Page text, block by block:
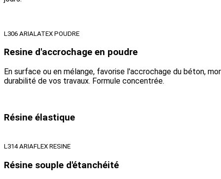
L306 ARIALATEX POUDRE
Resine d'accrochage en poudre
En surface ou en mélange, favorise l'accrochage du béton,
durabilité de vos travaux. Formule concentrée.
Résine élastique
L314 ARIAFLEX RESINE
Résine souple d'étanchéité